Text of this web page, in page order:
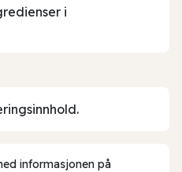
i
informasjonen på